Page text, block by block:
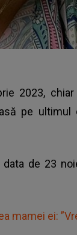
2023,
pe ultimul
de 23
mamei ei: